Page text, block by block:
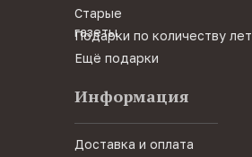
Информация
Доставка и оплата
Старые
газеты
Ещё подарки
Подарки по количеству лет